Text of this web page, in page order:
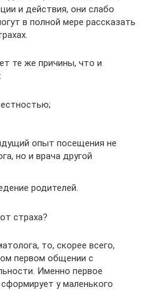
и действия, они слабо
в полной мере рассказать
те же причины, что и
опыт посещения не
но и врача другой
родителей.
страха?
то, скорее всего,
первом общении с
Именно первое
у маленького